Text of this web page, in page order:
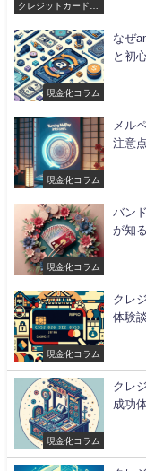
クレジットカード現
金化
現金化コラム
なぜ
と初
現金化コラム
メル
注意点
現金化コラム
バン
が知
現金化コラム
クレ
体験談
現金化コラム
クレ
成功